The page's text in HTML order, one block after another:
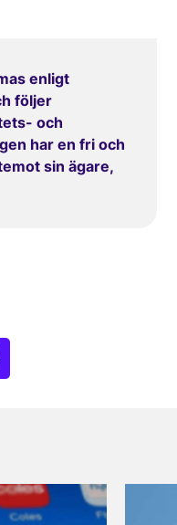
enligt
följer
och
har en fri och
sin ägare,